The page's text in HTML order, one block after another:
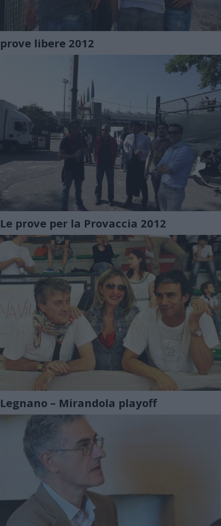
prove libere 2012
Le prove per la Provaccia 2012
Legnano – Mirandola playoff